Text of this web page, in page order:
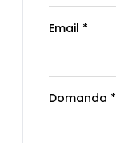
Email *
Domanda *